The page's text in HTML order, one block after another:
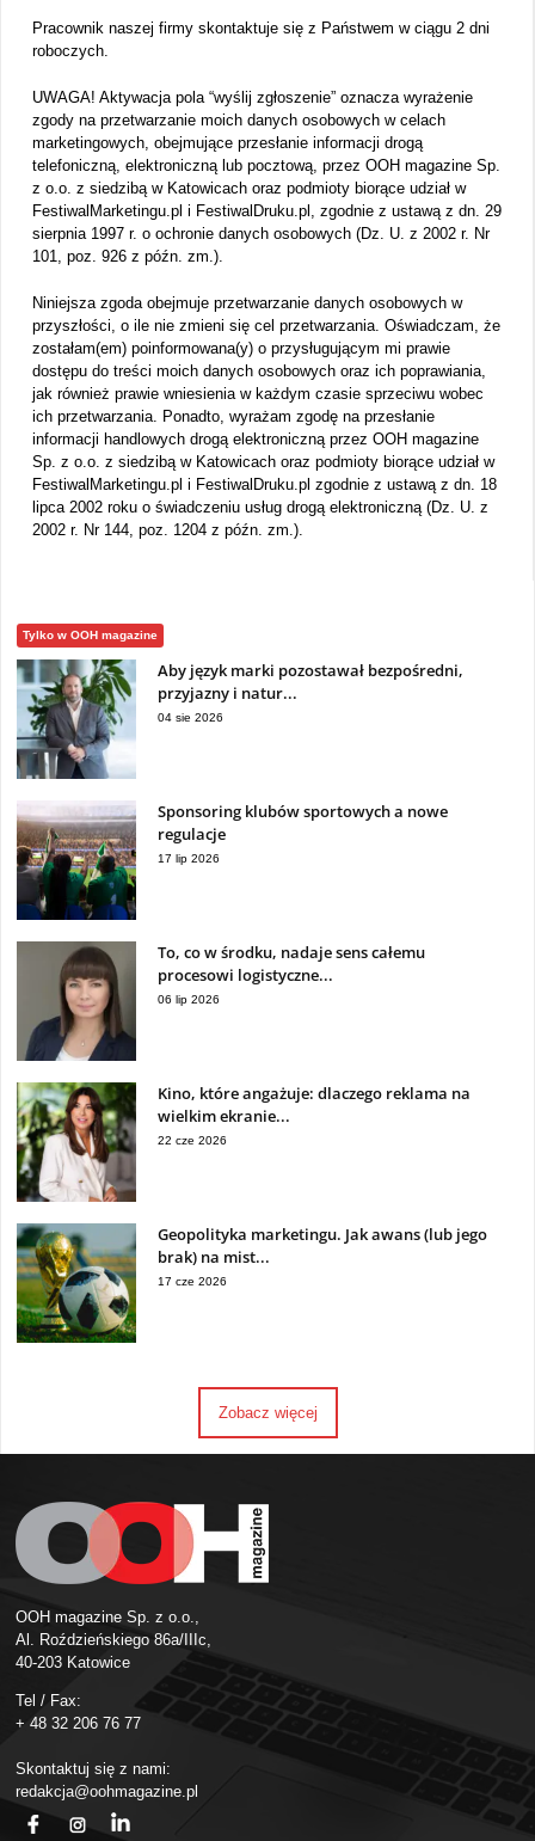
Pracownik naszej firmy skontaktuje się z Państwem w ciągu 2 dni
roboczych.
UWAGA! Aktywacja pola “wyślij zgłoszenie” oznacza wyrażenie
zgody na przetwarzanie moich danych osobowych w celach
marketingowych, obejmujące przesłanie informacji drogą
telefoniczną, elektroniczną lub pocztową, przez OOH magazine Sp.
z o.o. z siedzibą w Katowicach oraz podmioty biorące udział w
FestiwalMarketingu.pl i FestiwalDruku.pl, zgodnie z ustawą z dn. 29
sierpnia 1997 r. o ochronie danych osobowych (Dz. U. z 2002 r. Nr
101, poz. 926 z późn. zm.).
Niniejsza zgoda obejmuje przetwarzanie danych osobowych w
przyszłości, o ile nie zmieni się cel przetwarzania. Oświadczam, że
zostałam(em) poinformowana(y) o przysługującym mi prawie
dostępu do treści moich danych osobowych oraz ich poprawiania,
jak również prawie wniesienia w każdym czasie sprzeciwu wobec
ich przetwarzania. Ponadto, wyrażam zgodę na przesłanie
informacji handlowych drogą elektroniczną przez OOH magazine
Sp. z o.o. z siedzibą w Katowicach oraz podmioty biorące udział w
FestiwalMarketingu.pl i FestiwalDruku.pl zgodnie z ustawą z dn. 18
lipca 2002 roku o świadczeniu usług drogą elektroniczną (Dz. U. z
2002 r. Nr 144, poz. 1204 z późn. zm.).
Tylko w OOH magazine
Aby język marki pozostawał bezpośredni,
przyjazny i natur...
04 sie 2026
Sponsoring klubów sportowych a nowe
regulacje
17 lip 2026
To, co w środku, nadaje sens całemu
procesowi logistyczne...
06 lip 2026
Kino, które angażuje: dlaczego reklama na
wielkim ekranie...
22 cze 2026
Geopolityka marketingu. Jak awans (lub jego
brak) na mist...
17 cze 2026
Zobacz więcej
OOH magazine Sp. z o.o.,
Al. Roździeńskiego 86a/IIIc,
40-203 Katowice
Tel / Fax:
+ 48 32 206 76 77
Skontaktuj się z nami:
redakcja@oohmagazine.pl